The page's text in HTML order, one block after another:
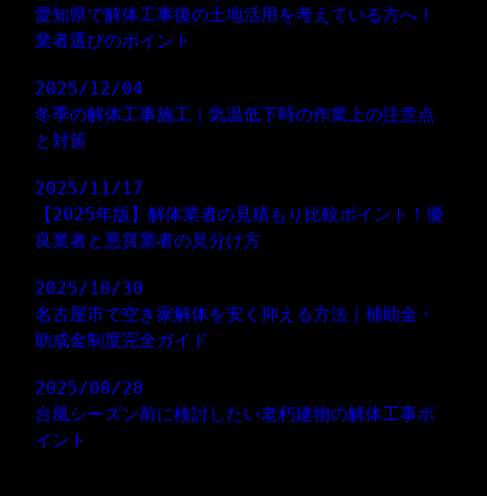
愛知県で解体工事後の土地活用を考えている方へ！
業者選びのポイント
2025/12/04
冬季の解体工事施工｜気温低下時の作業上の注意点
と対策
2025/11/17
【2025年版】解体業者の見積もり比較ポイント！優
良業者と悪質業者の見分け方
2025/10/30
名古屋市で空き家解体を安く抑える方法｜補助金・
助成金制度完全ガイド
2025/08/28
台風シーズン前に検討したい老朽建物の解体工事ポ
イント